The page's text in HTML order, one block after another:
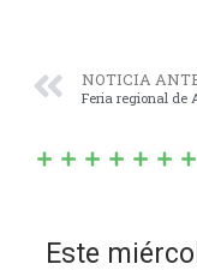
NOTICIA
Este